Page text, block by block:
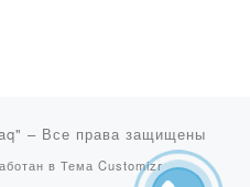
– Все права защищены
в Тема Customizr